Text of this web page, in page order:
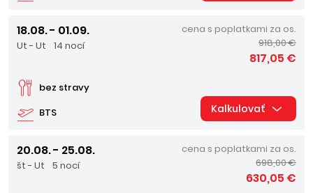
18.08. - 01.09.
Ut - Ut 14 nocí
BTS
bez stravy
cena s poplatkami za os.
918,00 €
817,05 €
Kalkulovať
20.08. - 25.08.
št - Ut 5 nocí
cena s poplatkami za os.
698,00 €
630,05 €